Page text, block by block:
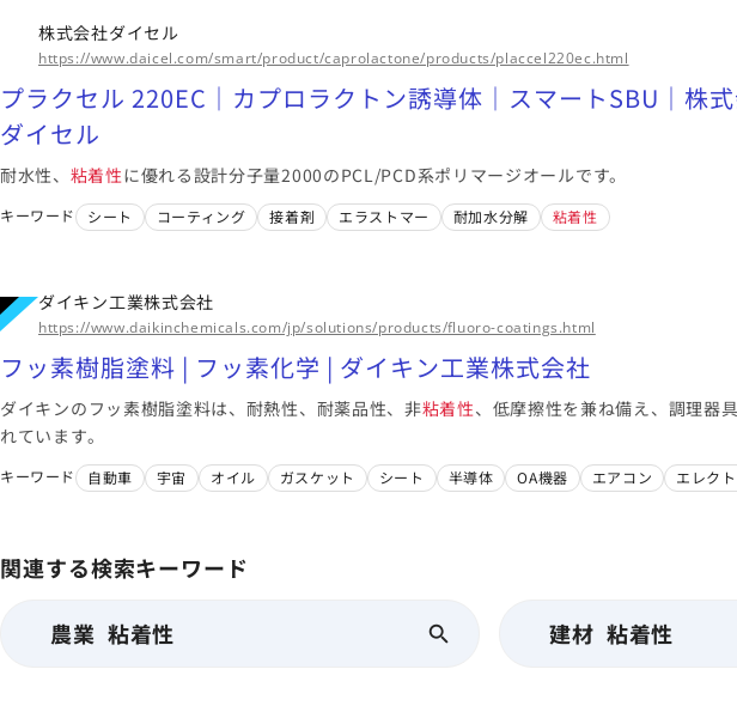
株式会社ダイセル
https://www.daicel.com/smart/product/caprolactone/products/placcel220ec.html
プラクセル 220EC｜カプロラクトン誘導体｜スマートSBU｜株
ダイセル
耐水性、 粘着性に優れる設計分子量2000のPCL/PCD系ポリマージオールです。
キーワード シート コーティング 接着剤 エラストマー 耐加水分解 粘着性
ダイキン工業株式会社
https://www.daikinchemicals.com/jp/solutions/products/fluoro-coatings.html
フッ素樹脂塗料 | フッ素化学 | ダイキン工業株式会社
ダイキンのフッ素樹脂塗料は、耐熱性、耐薬品性、非粘着性、低摩擦性を兼ね備え、調理器
れています。
キーワード 自動車 宇宙 オイル ガスケット シート 半導体 OA機器 エアコン エレク
関連する検索キーワード
農業 粘着性 建材 粘着性